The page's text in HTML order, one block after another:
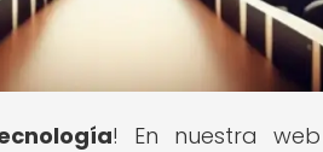
! En nuestra